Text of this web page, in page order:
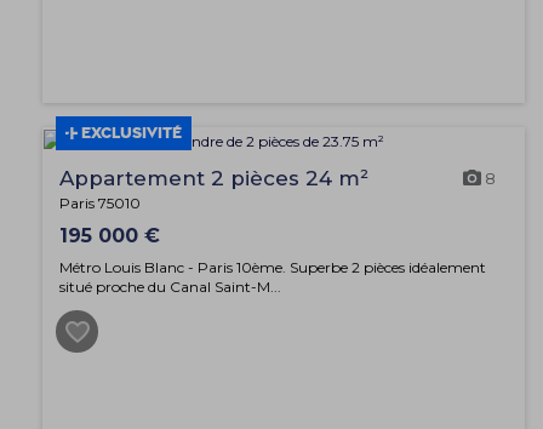
EXCLUSIVITÉ
Appartement 2 pièces 24 m² 8
Paris 75010
195 000 €
Métro Louis Blanc - Paris 10ème. Superbe 2 pièces idéalement
situé proche du Canal Saint-M...